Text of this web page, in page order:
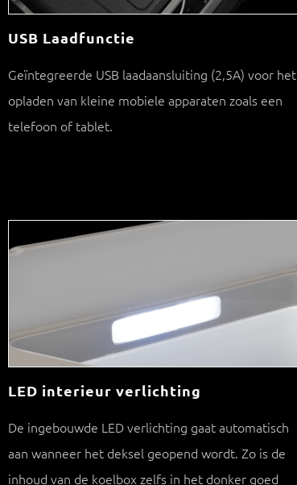
USB Laadfunctie
Geïntegreerde USB laadaansluiting (2,5A) voor het
opladen van kleine mobiele apparaten zoals een
telefoon of tablet.
LED interieur verlichting
De ingebouwde LED verlichting gaat automatisch
aan wanneer het deksel geopend wordt. Zo is de
inhoud van de koelbox zelfs in het donker goed